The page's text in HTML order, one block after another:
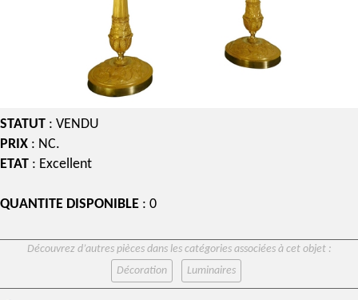
STATUT : VENDU
PRIX : NC.
ETAT : Excellent
QUANTITE DISPONIBLE : 0
Découvrez d’autres pièces dans les catégories associées à cet objet :
Décoration
Luminaires